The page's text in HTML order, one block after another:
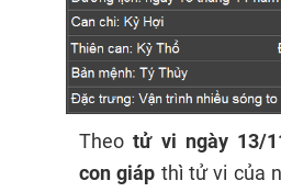
Theotử vi ngày 13/
con giáp thì tử vi của